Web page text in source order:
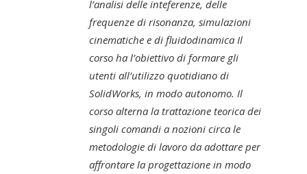
l’analisi delle inteferenze, delle
frequenze di risonanza, simulazioni
cinematiche e di fluidodinamica Il
corso ha l’obiettivo di formare gli
utenti all’utilizzo quotidiano di
SolidWorks, in modo autonomo. Il
corso alterna la trattazione teorica dei
singoli comandi a nozioni circa le
metodologie di lavoro da adottare per
affrontare la progettazione in modo